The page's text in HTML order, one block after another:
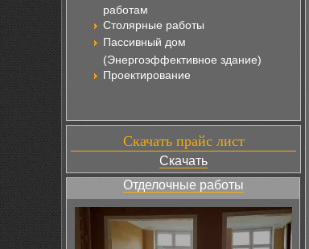
работам
Столярные работы
Пассивный дом
(Энергоэффективное здание)
Проектирование
Скачать прайс лист
Скачать
Отделочные работы